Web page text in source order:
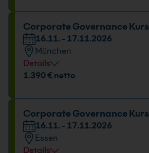
Corporate Governance Kurs
16.11. - 17.11.2026
München
Details
Veranstaltungsort
Datum und Uhrzeit
16.11. - 17.11.2026
09:00 - 16:00 Uhr
1.390 € netto
Corporate Governance Kurs
16.11. - 17.11.2026
Essen
Details